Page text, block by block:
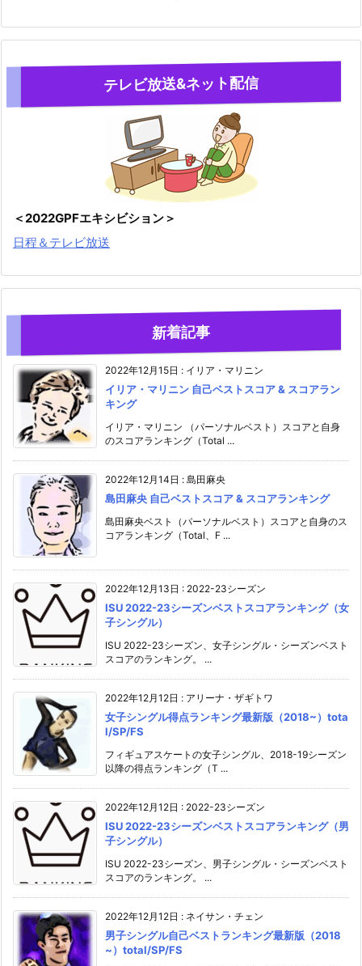
テレビ放送&ネット配信
＜2022GPFエキシビション＞
日程＆テレビ放送
新着記事
2022年12月15日 : イリア・マリニン
イリア・マリニン 自己ベストスコア & スコアラン
キング
イリア・マリニン （パーソナルベスト）スコアと自身
のスコアランキング（Total ...
2022年12月14日 : 島田麻央
島田麻央 自己ベストスコア & スコアランキング
島田麻央ベスト（パーソナルベスト）スコアと自身のス
コアランキング（Total、F ...
2022年12月13日 : 2022-23シーズン
ISU 2022-23シーズンベストスコアランキング（女
子シングル）
ISU 2022-23シーズン、女子シングル・シーズンベスト
スコアのランキング。 ...
2022年12月12日 : アリーナ・ザギトワ
女子シングル得点ランキング最新版（2018~）tota
l/SP/FS
フィギュアスケートの女子シングル、2018-19シーズン
以降の得点ランキング（T ...
2022年12月12日 : 2022-23シーズン
ISU 2022-23シーズンベストスコアランキング（男
子シングル）
ISU 2022-23シーズン、男子シングル・シーズンベスト
スコアのランキング。 ...
2022年12月12日 : ネイサン・チェン
男子シングル自己ベストランキング最新版（2018
~）total/SP/FS